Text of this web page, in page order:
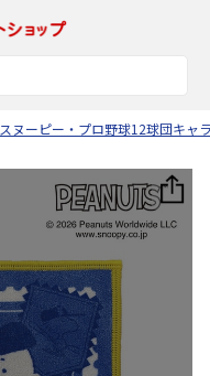
スヌーピー・プロ野球12球団キャ